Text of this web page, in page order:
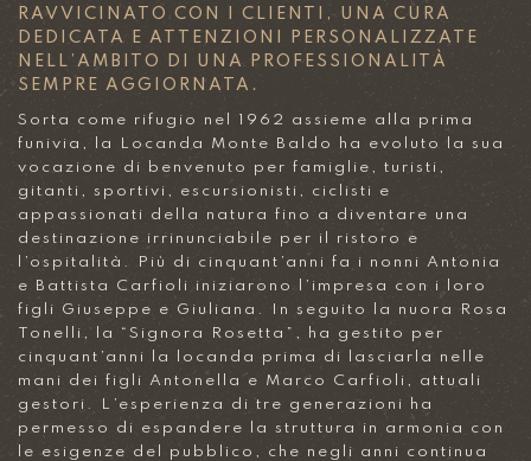
RAVVICINATO CON I CLIENTI, UNA CURA
DEDICATA E ATTENZIONI PERSONALIZZATE
NELL’AMBITO DI UNA PROFESSIONALITÀ
SEMPRE AGGIORNATA.
Sorta come rifugio nel 1962 assieme alla prima
funivia, la Locanda Monte Baldo ha evoluto la sua
vocazione di benvenuto per famiglie, turisti,
gitanti, sportivi, escursionisti, ciclisti e
appassionati della natura fino a diventare una
destinazione irrinunciabile per il ristoro e
l’ospitalità. Più di cinquant’anni fa i nonni Antonia
e Battista Carfioli iniziarono l’impresa con i loro
figli Giuseppe e Giuliana. In seguito la nuora Rosa
Tonelli, la “Signora Rosetta”, ha gestito per
cinquant’anni la locanda prima di lasciarla nelle
mani dei figli Antonella e Marco Carfioli, attuali
gestori. L’esperienza di tre generazioni ha
permesso di espandere la struttura in armonia con
le esigenze del pubblico, che negli anni continua